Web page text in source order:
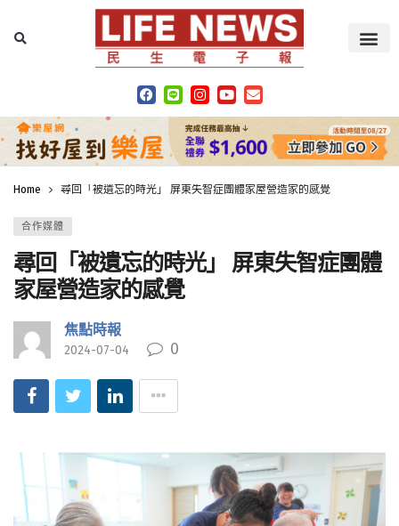
Home 尋回「被遺忘的時光」 屏東失智症團體家屋營造家的感覺
合作媒體
尋回「被遺忘的時光」 屏東失智症團體
家屋營造家的感覺
焦點時報
2024-07-04 0